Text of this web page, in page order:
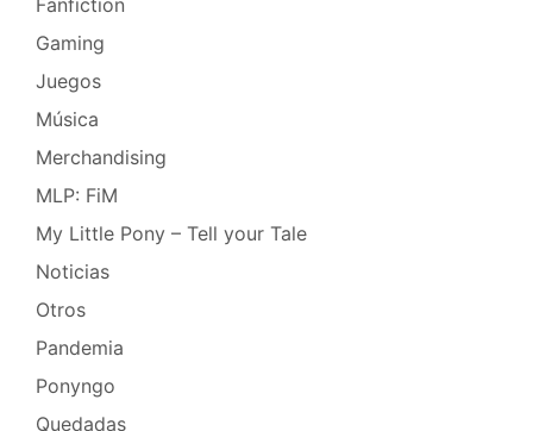
Gaming
Juegos
Música
Merchandising
MLP: FiM
My Little Pony – Tell your Tale
Noticias
Otros
Pandemia
Ponyngo
Quedadas